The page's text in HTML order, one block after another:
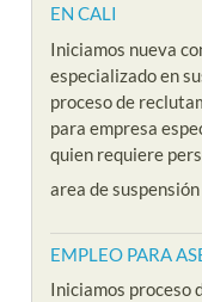
EN CALI
Iniciamos nueva
especializado en
proceso de
para empresa
quien requiere
area de
EMPLEO PARA
Iniciamos proceso